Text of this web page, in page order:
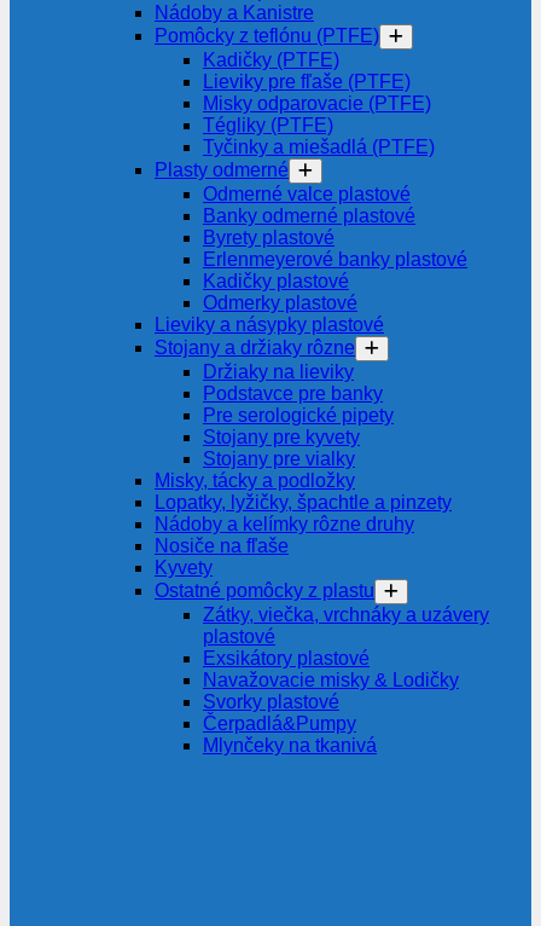
Nádoby a Kanistre
Pomôcky z teflónu (PTFE)
Kadičky (PTFE)
Lieviky pre fľaše (PTFE)
Misky odparovacie (PTFE)
Tégliky (PTFE)
Tyčinky a miešadlá (PTFE)
Plasty odmerné
Odmerné valce plastové
Banky odmerné plastové
Byrety plastové
Erlenmeyerové banky plastové
Kadičky plastové
Odmerky plastové
Lieviky a násypky plastové
Stojany a držiaky rôzne
Držiaky na lieviky
Podstavce pre banky
Pre serologické pipety
Stojany pre kyvety
Stojany pre vialky
Misky, tácky a podložky
Lopatky, lyžičky, špachtle a pinzety
Nádoby a kelímky rôzne druhy
Nosiče na fľaše
Kyvety
Ostatné pomôcky z plastu
Zátky, viečka, vrchnáky a uzávery
plastové
Exsikátory plastové
Navažovacie misky & Lodičky
Svorky plastové
Čerpadlá&Pumpy
Mlynčeky na tkanivá